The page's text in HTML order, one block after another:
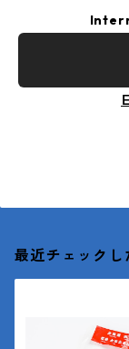
最近チェックし